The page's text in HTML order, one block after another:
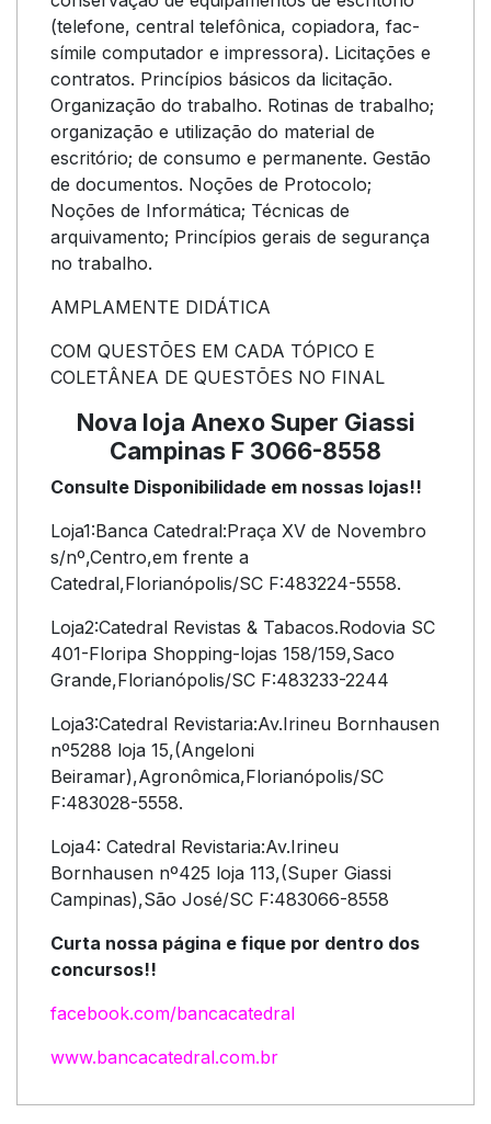
(telefone, central telefônica, copiadora, fac-
símile computador e impressora). Licitações e
contratos. Princípios básicos da licitação.
Organização do trabalho. Rotinas de trabalho;
organização e utilização do material de
escritório; de consumo e permanente. Gestão
de documentos. Noções de Protocolo;
Noções de Informática; Técnicas de
arquivamento; Princípios gerais de segurança
no trabalho.
AMPLAMENTE DIDÁTICA
COM QUESTÕES EM CADA TÓPICO E
COLETÂNEA DE QUESTÕES NO FINAL
Nova loja Anexo Super Giassi
Campinas F 3066-8558
Consulte Disponibilidade em nossas lojas!!
Loja1:Banca Catedral:Praça XV de Novembro
s/nº,Centro,em frente a
Catedral,Florianópolis/SC F:483224-5558.
Loja2:Catedral Revistas & Tabacos.Rodovia SC
401-Floripa Shopping-lojas 158/159,Saco
Grande,Florianópolis/SC F:483233-2244
Loja3:Catedral Revistaria:Av.Irineu Bornhausen
nº5288 loja 15,(Angeloni
Beiramar),Agronômica,Florianópolis/SC
F:483028-5558.
Loja4: Catedral Revistaria:Av.Irineu
Bornhausen nº425 loja 113,(Super Giassi
Campinas),São José/SC F:483066-8558
Curta nossa página e fique por dentro dos
concursos!!
facebook.com/bancacatedral
www.bancacatedral.com.br